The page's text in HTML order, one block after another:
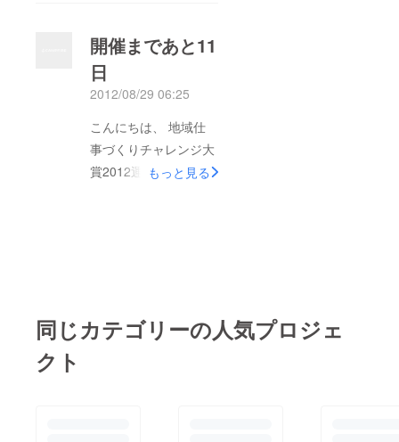
た！ 「地域仕事づく
りチャレンジ大賞２０
１２」は９月９日
（日）の当日を無事迎
えることができ、 当
日は３００名以上の
方々に会場へお越しい
りましたので、 この
場をお借りして皆様に
開催まであと11
日
2012/08/29 06:25
こんにちは、 地域仕
事づくりチャレンジ大
賞2012運営事務局、
レンジした星田君と受
もっと見る
同じカテゴリーの人気プロジェ
クト